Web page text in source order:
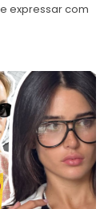
expressar com